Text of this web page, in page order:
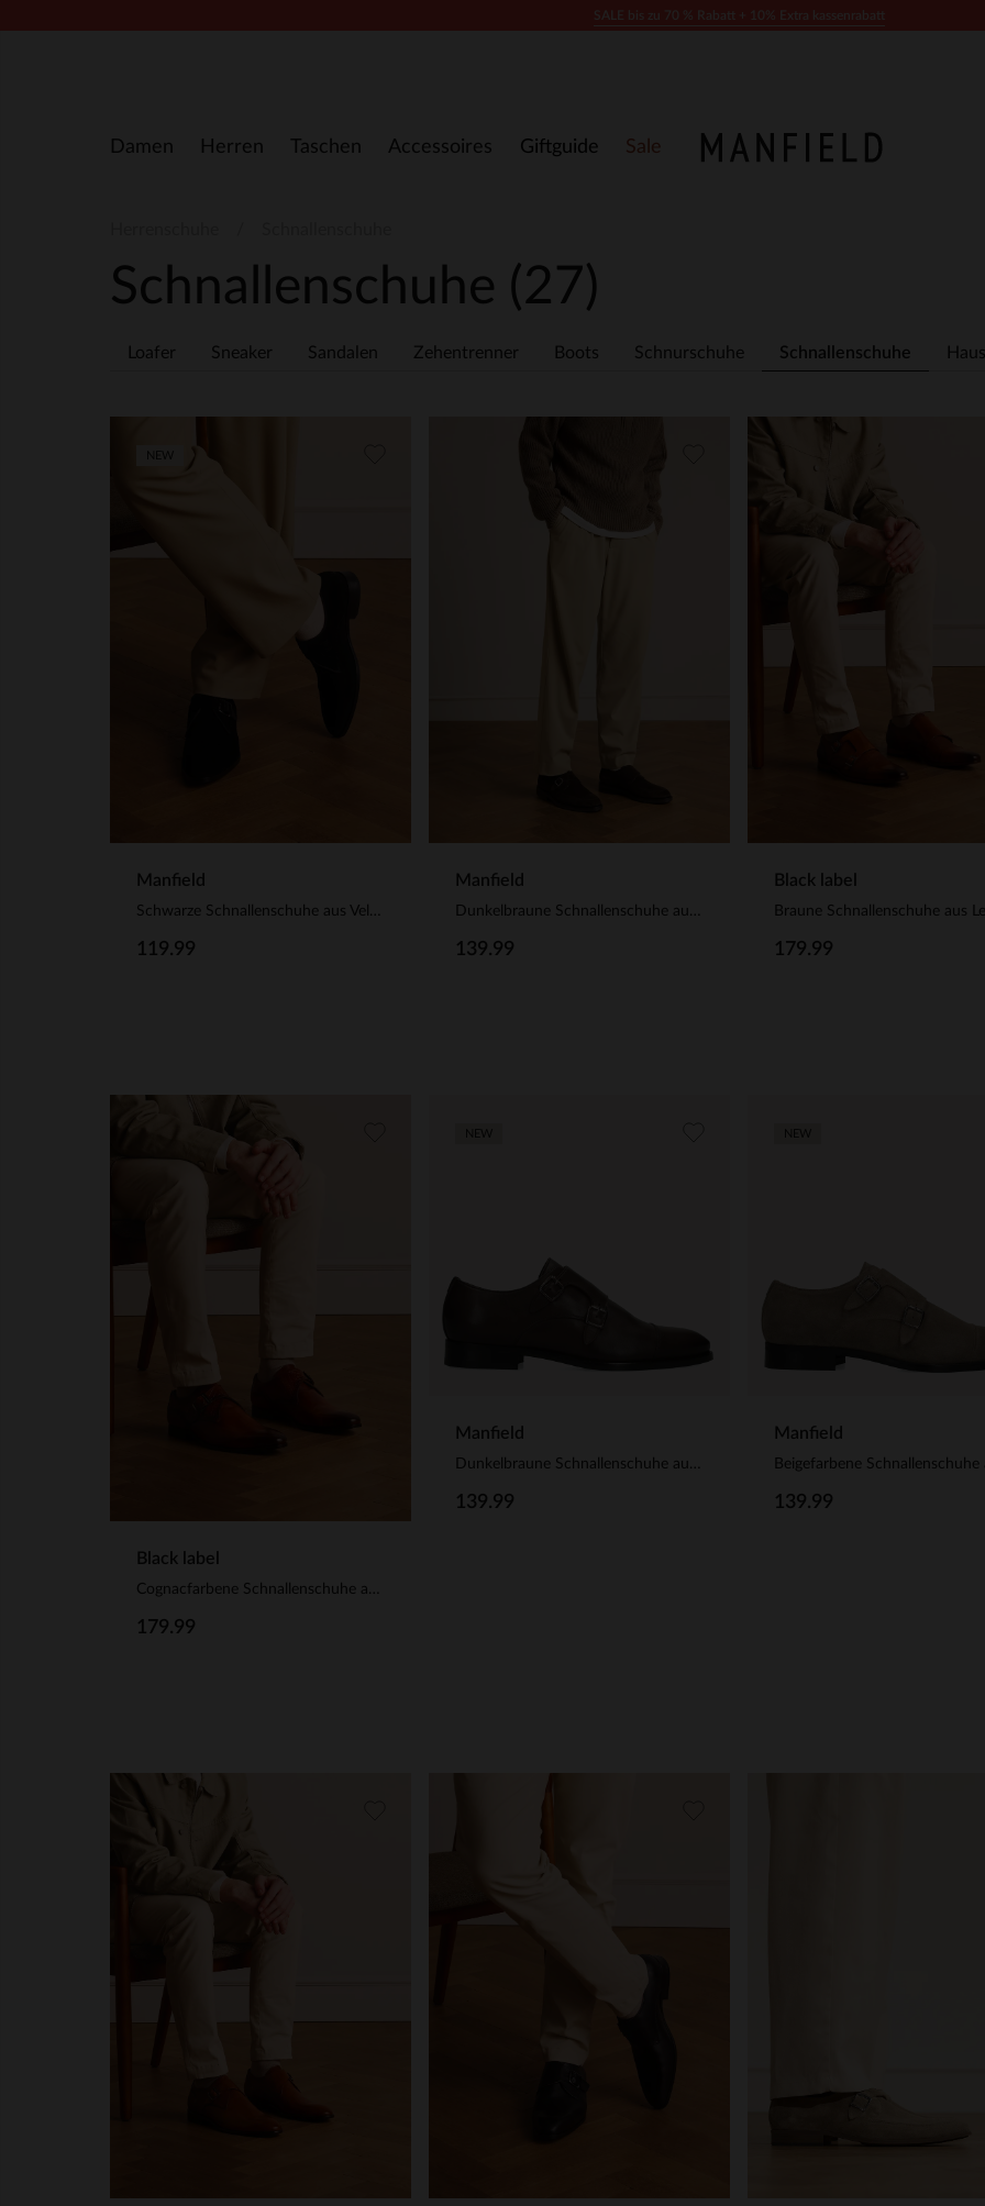
Damen Herren Taschen Accessoires Giftguide Sale
Schnallenschuhe (27)
Loafer Sneaker Sandalen Zehentrenner Boots Schnurschuhe Schnallenschuhe
Manfield
119.99
Manfield
139.99
Black label
Braune Schnallenschuhe aus
179.99
Black label
179.99
Manfield
139.99
Manfield
139.99